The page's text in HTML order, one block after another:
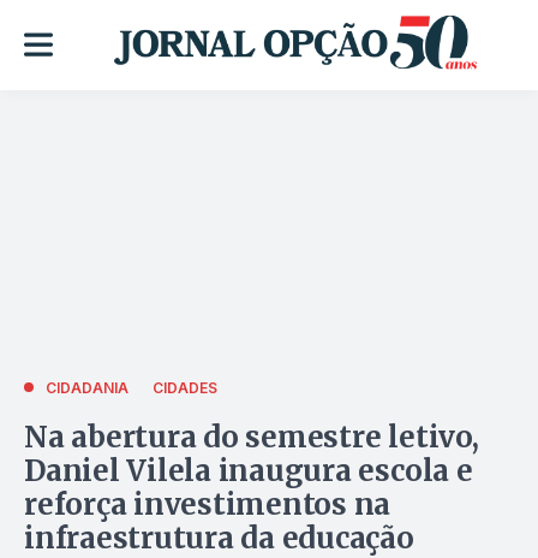
CIDADANIA CIDADES
Na abertura do semestre letivo,
Daniel Vilela inaugura escola e
reforça investimentos na
infraestrutura da educação